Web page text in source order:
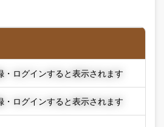
・ログインすると表示されます
・ログインすると表示されます